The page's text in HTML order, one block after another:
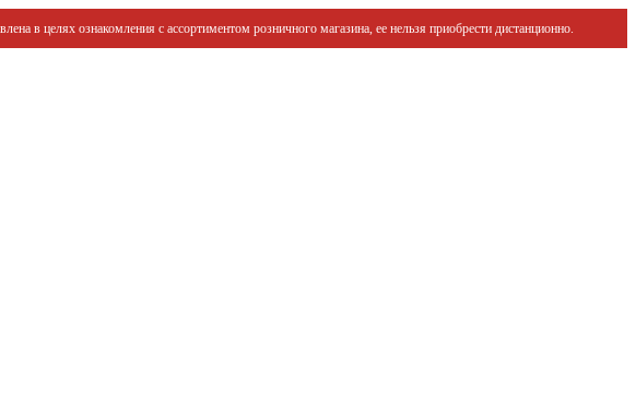
в целях ознакомления с ассортиментом розничного магазина, ее нельзя приобрести дистанционно.